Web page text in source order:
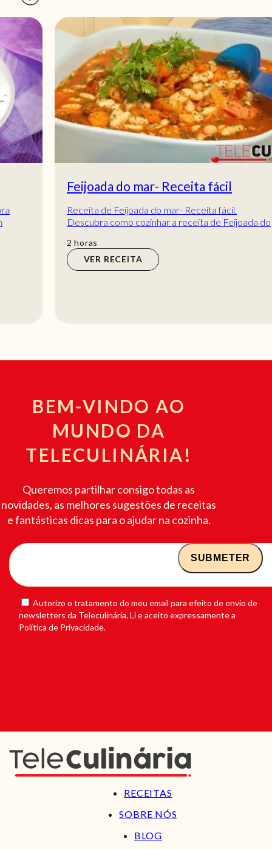
Feijoada do mar- Receita fácil
Receita de Feijoada do mar- Receita fácil.
Descubra como cozinhar a receita de Feijoada do
VER RECEITA
BEM-VINDO AO
MUNDO DA
TELECULINÁRIA!
Queremos partilhar consigo todas as
novidades, as melhores sugestões de receitas
e fantásticas dicas para o ajudar na cozinha.
Autorizo o tratamento do meu email para efeito de envio de
newsletters da Teleculinária. Li e aceito expressamente a
Política de Privacidade.
RECEITAS
SOBRE NÓS
BLOG